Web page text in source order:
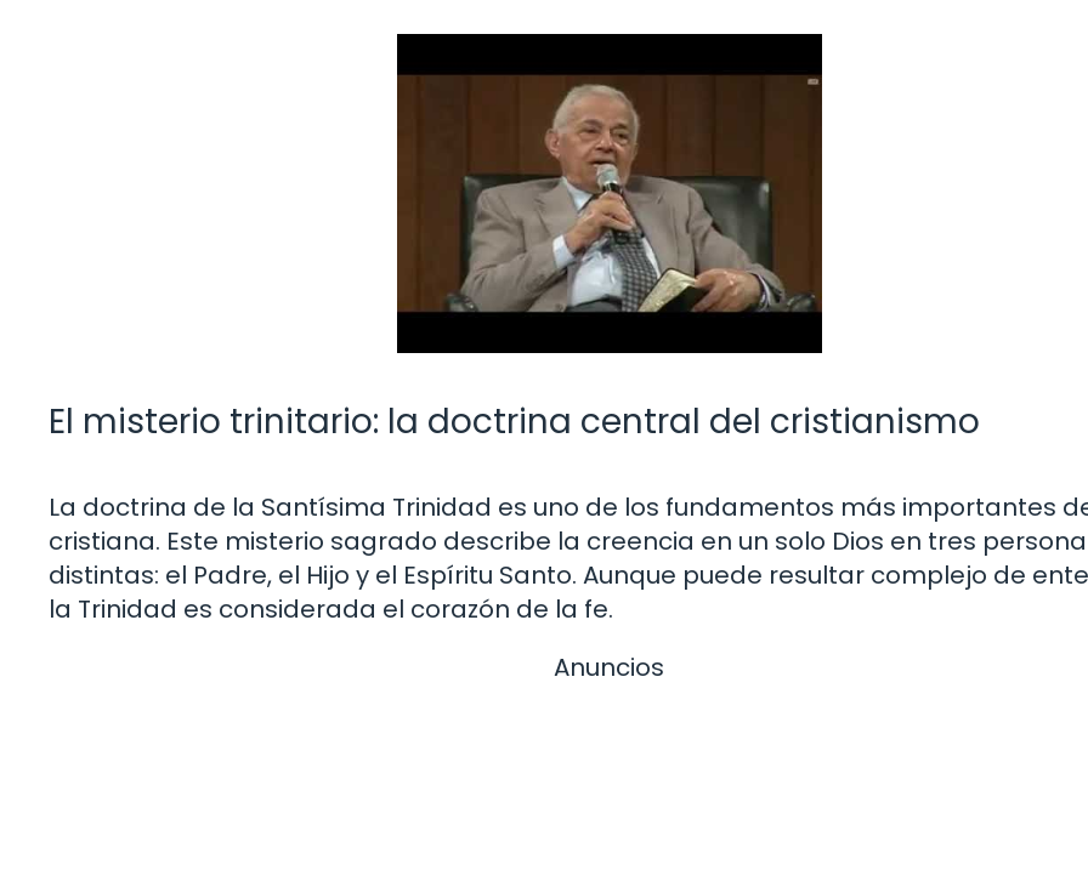
El misterio trinitario: la doctrina central del cristianismo
La doctrina de la Santísima Trinidad es uno de los fundamentos más importantes
cristiana. Este misterio sagrado describe la creencia en un solo Dios en tres
distintas: el Padre, el Hijo y el Espíritu Santo. Aunque puede resultar complejo de
la Trinidad es considerada el corazón de la fe.
Anuncios